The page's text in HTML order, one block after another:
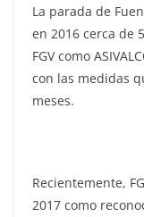
La parada de
en 2016 cerca de
FGV como
con las medidas
meses.
Recientemente,
2017 como